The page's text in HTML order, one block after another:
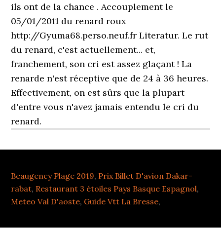
ils ont de la chance . Accouplement le
05/01/2011 du renard roux
http://Gyuma68.perso.neuf.fr Literatur. Le rut
du renard, c'est actuellement... et,
franchement, son cri est assez glaçant ! La
renarde n'est réceptive que de 24 à 36 heures.
Effectivement, on est sûrs que la plupart
d'entre vous n'avez jamais entendu le cri du
renard.
Beaugency Plage 2019, Prix Billet D'avion Dakar-
rabat, Restaurant 3 étoiles Pays Basque Espagnol,
Meteo Val D'aoste, Guide Vtt La Bresse,